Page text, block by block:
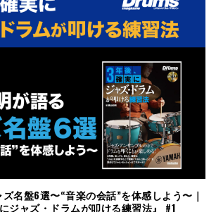
名盤6選〜“音楽の会話”を体感しよう〜｜
ジャズ・ドラムが叩ける練習法』 #1